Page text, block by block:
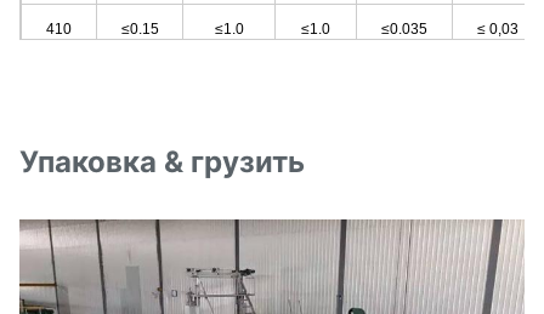
410 ≤0.15 ≤1.0 ≤1.0 ≤0.035 ≤ 0,03
Упаковка & грузить